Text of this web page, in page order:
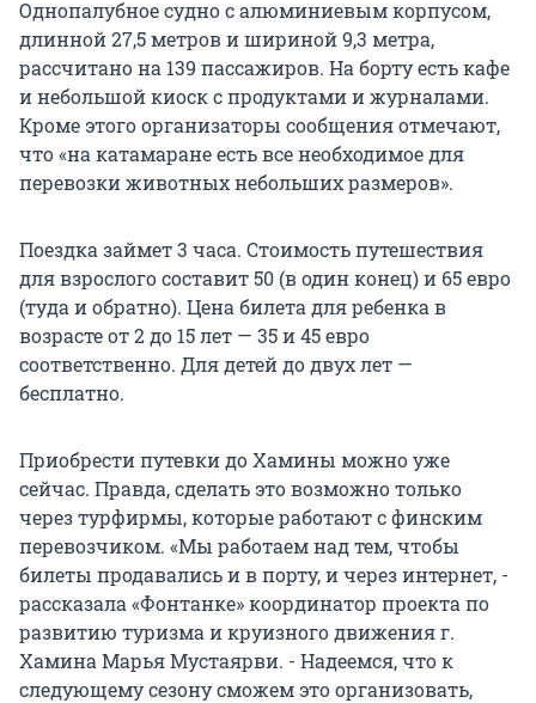
Однопалубное судно с алюминиевым корпусом,
длинной 27,5 метров и шириной 9,3 метра,
рассчитано на 139 пассажиров. На борту есть кафе
и небольшой киоск с продуктами и журналами.
Кроме этого организаторы сообщения отмечают,
что «на катамаране есть все необходимое для
перевозки животных небольших размеров».
Поездка займет 3 часа. Стоимость путешествия
для взрослого составит 50 (в один конец) и 65 евро
(туда и обратно). Цена билета для ребенка в
возрасте от 2 до 15 лет — 35 и 45 евро
соответственно. Для детей до двух лет —
бесплатно.
Приобрести путевки до Хамины можно уже
сейчас. Правда, сделать это возможно только
через турфирмы, которые работают с финским
перевозчиком. «Мы работаем над тем, чтобы
билеты продавались и в порту, и через интернет, -
рассказала «Фонтанке» координатор проекта по
развитию туризма и круизного движения г.
Хамина Марья Мустаярви. - Надеемся, что к
следующему сезону сможем это организовать,